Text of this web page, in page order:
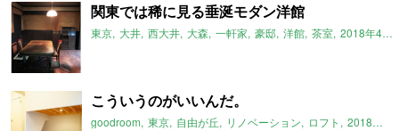
関東では稀に見る垂涎モダン洋館
東京 大井 西大井 大森 一軒家 豪邸 洋館 茶室 2018年4月のおすすめ
こういうのがいいんだ。
goodroom 東京 自由が丘 リノベーション ロフト 2018年4月のおすすめ